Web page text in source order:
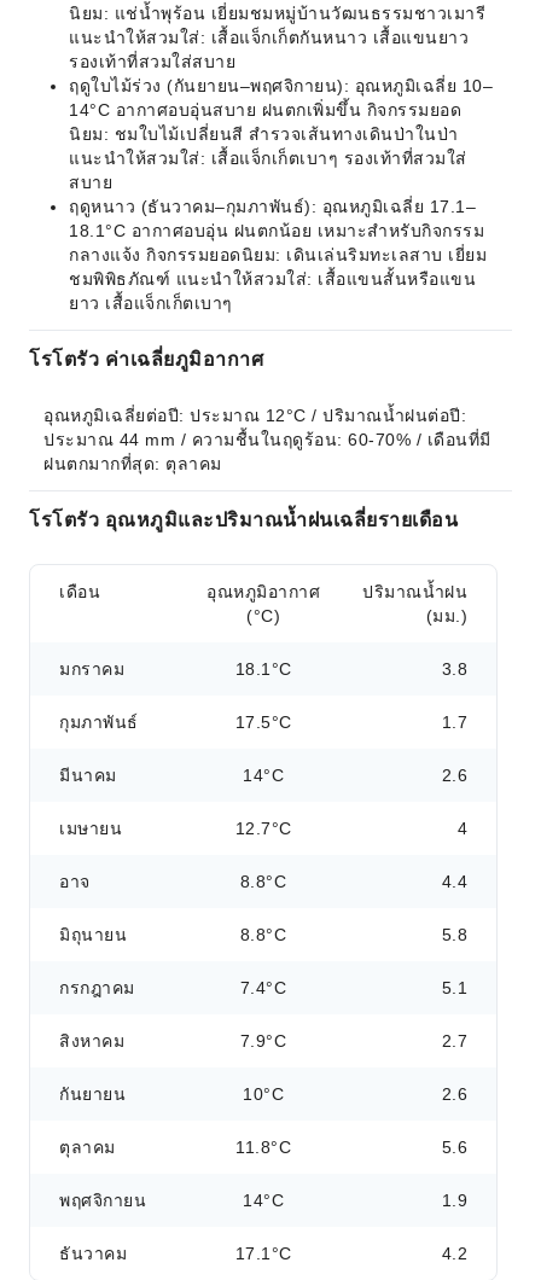
นิยม: แช่น้ำพุร้อน เยี่ยมชมหมู่บ้านวัฒนธรรมชาวเมารี
แนะนำให้สวมใส่: เสื้อแจ็กเก็ตกันหนาว เสื้อแขนยาว
รองเท้าที่สวมใส่สบาย
ฤดูใบไม้ร่วง (กันยายน–พฤศจิกายน): อุณหภูมิเฉลี่ย 10–
14°C อากาศอบอุ่นสบาย ฝนตกเพิ่มขึ้น กิจกรรมยอด
นิยม: ชมใบไม้เปลี่ยนสี สำรวจเส้นทางเดินป่าในป่า
แนะนำให้สวมใส่: เสื้อแจ็กเก็ตเบาๆ รองเท้าที่สวมใส่
สบาย
ฤดูหนาว (ธันวาคม–กุมภาพันธ์): อุณหภูมิเฉลี่ย 17.1–
18.1°C อากาศอบอุ่น ฝนตกน้อย เหมาะสำหรับกิจกรรม
กลางแจ้ง กิจกรรมยอดนิยม: เดินเล่นริมทะเลสาบ เยี่ยม
ชมพิพิธภัณฑ์ แนะนำให้สวมใส่: เสื้อแขนสั้นหรือแขน
ยาว เสื้อแจ็กเก็ตเบาๆ
โรโตรัว ค่าเฉลี่ยภูมิอากาศ
อุณหภูมิเฉลี่ยต่อปี: ประมาณ 12°C / ปริมาณน้ำฝนต่อปี:
ประมาณ 44 mm / ความชื้นในฤดูร้อน: 60-70% / เดือนที่มี
ฝนตกมากที่สุด: ตุลาคม
โรโตรัว อุณหภูมิและปริมาณน้ำฝนเฉลี่ยรายเดือน
เดือน
อุณหภูมิอากาศ
(°C)
ปริมาณน้ำฝน
(มม.)
มกราคม 18.1°C 3.8
กุมภาพันธ์ 17.5°C 1.7
มีนาคม 14°C 2.6
เมษายน 12.7°C 4
อาจ 8.8°C 4.4
มิถุนายน 8.8°C 5.8
กรกฎาคม 7.4°C 5.1
สิงหาคม 7.9°C 2.7
กันยายน 10°C 2.6
ตุลาคม 11.8°C 5.6
พฤศจิกายน 14°C 1.9
ธันวาคม 17.1°C 4.2